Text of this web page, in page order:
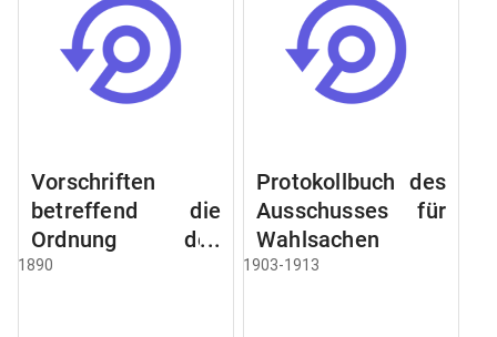
Vorschriften
betreffend die
Ordnung des
Geschäftsganges
1890
Protokollbuch des
Ausschusses für
Wahlsachen
1903-1913